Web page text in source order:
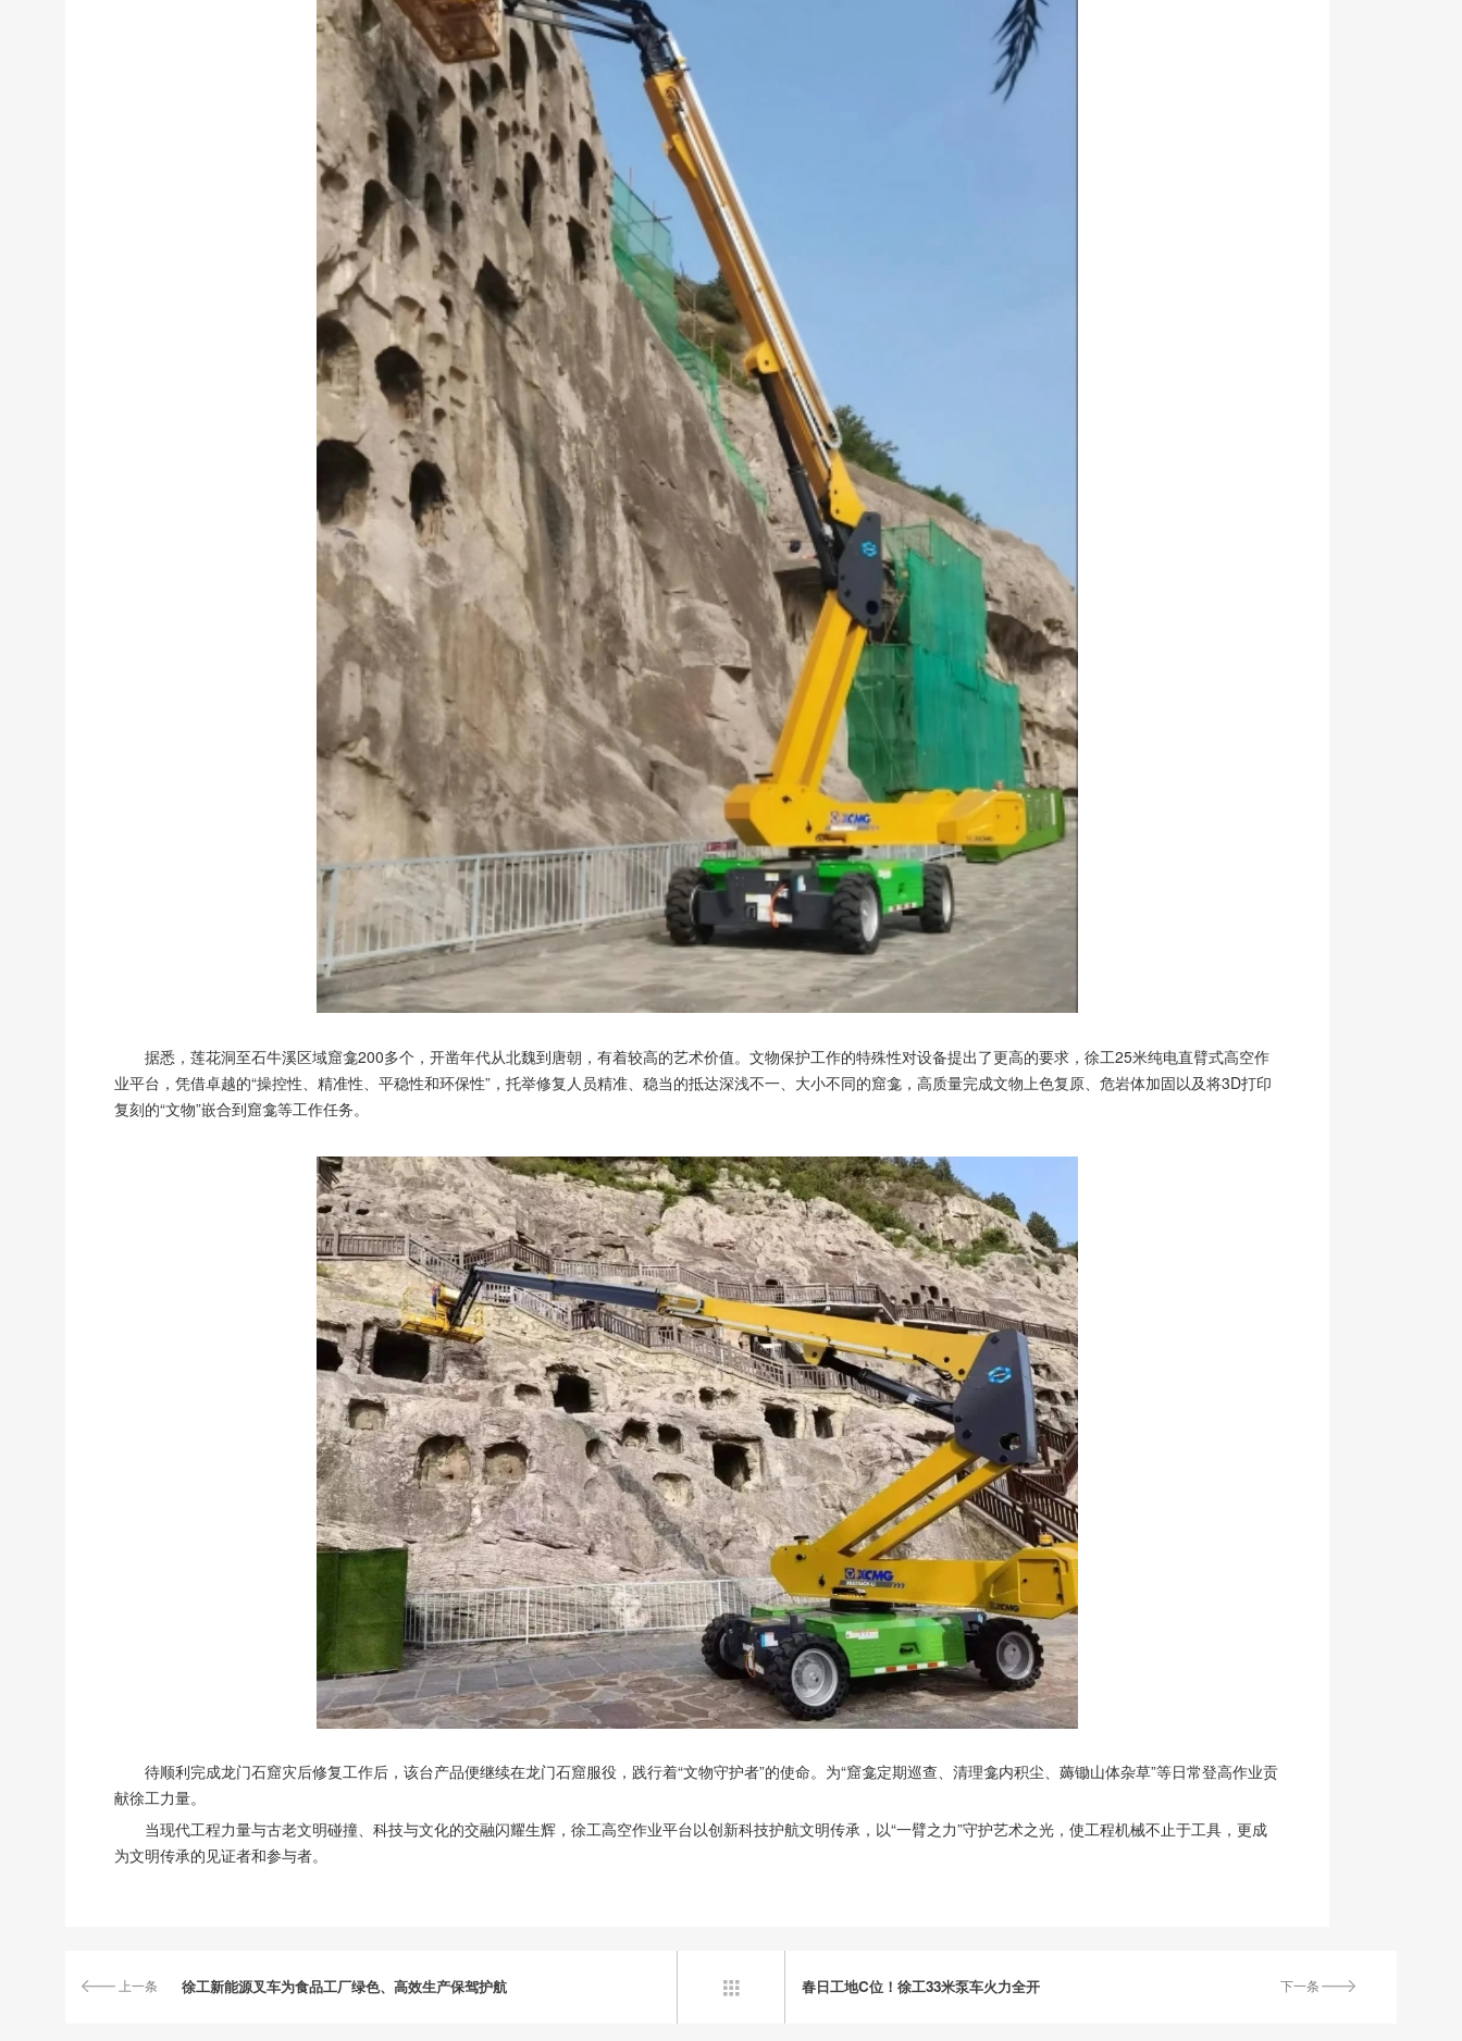
据悉，莲花洞至石牛溪区域窟龛200多个，开凿年代从北魏到唐朝，有着较高的艺术价值。文物保护工作的特殊性对设备提出了更高的要求，徐工25米纯电直臂式高空作
业平台，凭借卓越的“操控性、精准性、平稳性和环保性”，托举修复人员精准、稳当的抵达深浅不一、大小不同的窟龛，高质量完成文物上色复原、危岩体加固以及将3D打印
复刻的“文物”嵌合到窟龛等工作任务。
待顺利完成龙门石窟灾后修复工作后，该台产品便继续在龙门石窟服役，践行着“文物守护者”的使命。为“窟龛定期巡查、清理龛内积尘、薅锄山体杂草”等日常登高作业贡
献徐工力量。
当现代工程力量与古老文明碰撞、科技与文化的交融闪耀生辉，徐工高空作业平台以创新科技护航文明传承，以“一臂之力”守护艺术之光，使工程机械不止于工具，更成
为文明传承的见证者和参与者。
上一条 徐工新能源叉车为食品工厂绿色、高效生产保驾护航 下一条
春日工地C位！徐工33米泵车火力全开
